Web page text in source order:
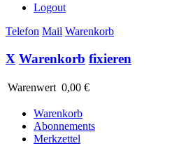
Logout
Telefon Mail Warenkorb
X Warenkorb fixieren
Warenwert 0,00 €
Warenkorb
Abonnements
Merkzettel